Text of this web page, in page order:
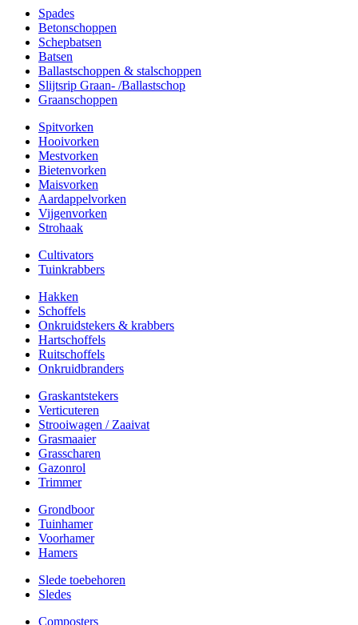
Spades
Betonschoppen
Schepbatsen
Batsen
Ballastschoppen & stalschoppen
Slijtsrip Graan- /Ballastschop
Graanschoppen
Spitvorken
Hooivorken
Mestvorken
Bietenvorken
Maisvorken
Aardappelvorken
Vijgenvorken
Strohaak
Cultivators
Tuinkrabbers
Hakken
Schoffels
Onkruidstekers & krabbers
Hartschoffels
Ruitschoffels
Onkruidbranders
Graskantstekers
Verticuteren
Strooiwagen / Zaaivat
Grasmaaier
Grasscharen
Gazonrol
Trimmer
Grondboor
Tuinhamer
Voorhamer
Hamers
Slede toebehoren
Sledes
Composters